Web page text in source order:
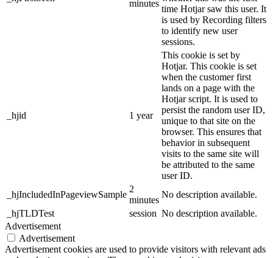
minutes
time Hotjar saw this user. It
is used by Recording filters
to identify new user
sessions.
_hjid 1 year
This cookie is set by
Hotjar. This cookie is set
when the customer first
lands on a page with the
Hotjar script. It is used to
persist the random user ID,
unique to that site on the
browser. This ensures that
behavior in subsequent
visits to the same site will
be attributed to the same
user ID.
_hjIncludedInPageviewSample
2
minutes
No description available.
_hjTLDTest
session No description available.
Advertisement
Advertisement
Advertisement cookies are used to provide visitors with relevant ads